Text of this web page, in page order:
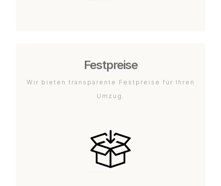
Festpreise
Wir bieten transparente Festpreise für Ihren
Umzug.